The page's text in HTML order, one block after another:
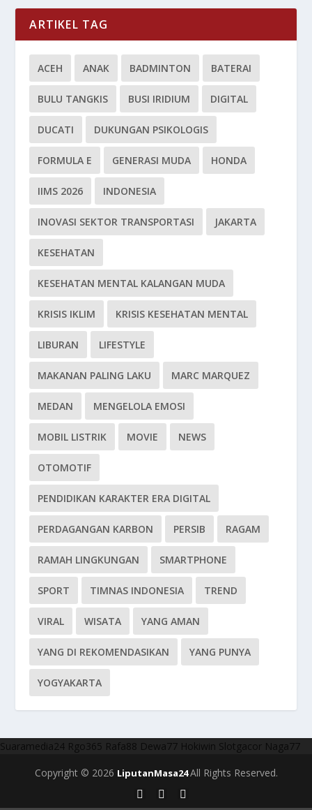
ARTIKEL TAG
ACEH ANAK BADMINTON BATERAI
BULU TANGKIS BUSI IRIDIUM DIGITAL
DUCATI DUKUNGAN PSIKOLOGIS
FORMULA E GENERASI MUDA HONDA
IIMS 2026 INDONESIA
INOVASI SEKTOR TRANSPORTASI JAKARTA
KESEHATAN
KESEHATAN MENTAL KALANGAN MUDA
KRISIS IKLIM KRISIS KESEHATAN MENTAL
LIBURAN LIFESTYLE
MAKANAN PALING LAKU MARC MARQUEZ
MEDAN MENGELOLA EMOSI
MOBIL LISTRIK MOVIE NEWS
OTOMOTIF
PENDIDIKAN KARAKTER ERA DIGITAL
PERDAGANGAN KARBON PERSIB RAGAM
RAMAH LINGKUNGAN SMARTPHONE
SPORT TIMNAS INDONESIA TREND
VIRAL WISATA YANG AMAN
YANG DI REKOMENDASIKAN YANG PUNYA
YOGYAKARTA
Suaramedia24 Rgo365 Rafa88 Dewa77 Hokiwin Slotgacor Naga77
Copyright © 2026 LiputanMasa24All Rights Reserved.